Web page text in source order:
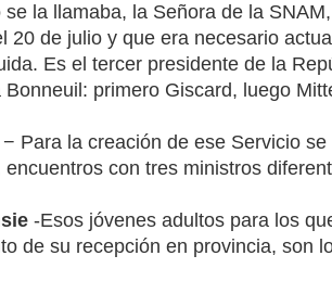
se la llamaba, la Señora de la
20 de julio y que era necesario
Es el tercer presidente de la
Bonneuil: primero Giscard, luego
− Para la creación de ese Servicio
encuentros con tres ministros
-Esos jóvenes adultos para los
de su recepción en provincia, son